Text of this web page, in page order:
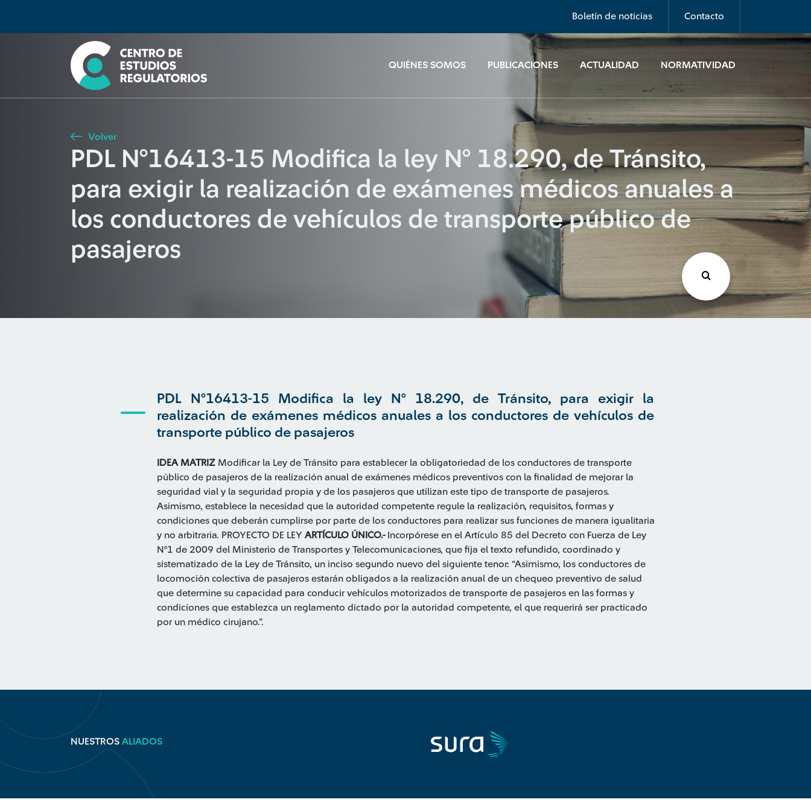
Boletín de noticias Contacto
QUIÉNES SOMOS PUBLICACIONES ACTUALIDAD NORMATIVIDAD
Seleccione país
Buscar
Volver
PDL N°16413-15 Modifica la ley N° 18.290, de Tránsito,
para exigir la realización de exámenes médicos anuales a
los conductores de vehículos de transporte público de
pasajeros
PDL N°16413-15 Modifica la ley N° 18.290, de Tránsito, para exigir la
realización de exámenes médicos anuales a los conductores de vehículos de
transporte público de pasajeros
IDEA MATRIZModificar la Ley de Tránsito para establecer la obligatoriedad de los conductores de transporte
público de pasajeros de la realización anual de exámenes médicos preventivos con la finalidad de mejorar la
seguridad vial y la seguridad propia y de los pasajeros que utilizan este tipo de transporte de pasajeros.
Asimismo, establece la necesidad que la autoridad competente regule la realización, requisitos, formas y
condiciones que deberán cumplirse por parte de los conductores para realizar sus funciones de manera igualitaria
y no arbitraria. PROYECTO DE LEY ARTÍCULO ÚNICO.- Incorpórese en el Artículo 85 del Decreto con Fuerza de Ley
N°1 de 2009 del Ministerio de Transportes y Telecomunicaciones, que fija el texto refundido, coordinado y
sistematizado de la Ley de Tránsito, un inciso segundo nuevo del siguiente tenor: “Asimismo, los conductores de
locomoción colectiva de pasajeros estarán obligados a la realización anual de un chequeo preventivo de salud
que determine su capacidad para conducir vehículos motorizados de transporte de pasajeros en las formas y
condiciones que establezca un reglamento dictado por la autoridad competente, el que requerirá ser practicado
por un médico cirujano.”.
NUESTROS ALIADOS